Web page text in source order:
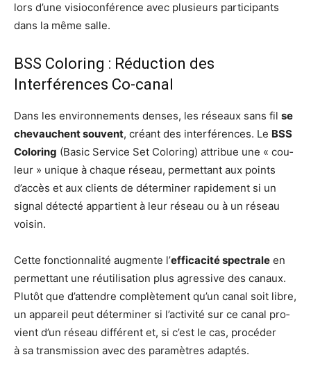
lors d’une visio­con­fé­rence avec plu­sieurs par­ti­ci­pants
dans la même salle.
BSS Coloring : Réduction des
Interférences Co-canal
Dans les envi­ron­ne­ments denses, les réseaux sans fil se
che­vauchent sou­vent, créant des inter­fé­rences. Le BSS
Colo­ring (Basic Ser­vice Set Colo­ring) attri­bue une « cou­
leur » unique à chaque réseau, per­met­tant aux points
d’ac­cès et aux clients de déter­mi­ner rapi­de­ment si un
signal détec­té appar­tient à leur réseau ou à un réseau
voisin.
Cette fonc­tion­na­li­té aug­mente l’effi­ca­ci­té spec­trale en
per­met­tant une réuti­li­sa­tion plus agres­sive des canaux.
Plu­tôt que d’at­tendre com­plè­te­ment qu’un canal soit libre,
un appa­reil peut déter­mi­ner si l’ac­ti­vi­té sur ce canal pro­
vient d’un réseau dif­fé­rent et, si c’est le cas, pro­cé­der
à sa trans­mis­sion avec des para­mètres adaptés.